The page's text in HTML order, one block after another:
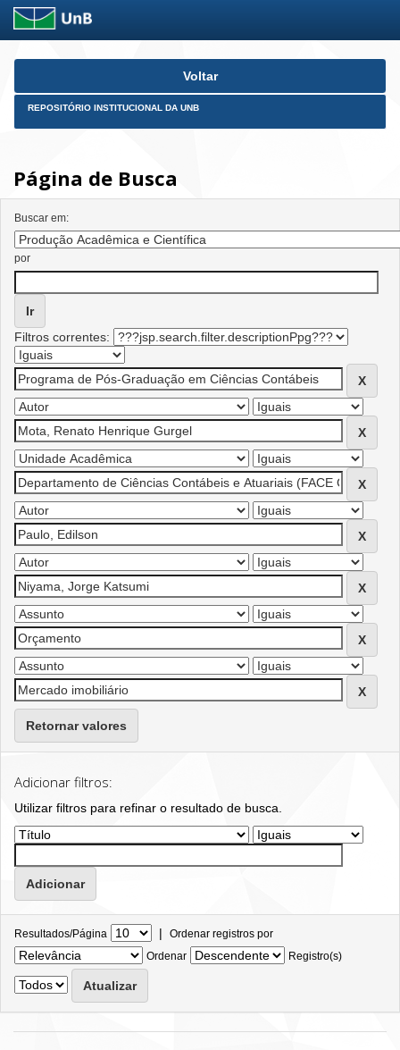
Skip
Voltar
REPOSITÓRIO INSTITUCIONAL DA UNB
Página de Busca
Buscar em:
por
Filtros correntes:
Retornar valores
Adicionar filtros:
Utilizar filtros para refinar o resultado de busca.
Resultados/Página | Ordenar registros por
Ordenar
Registro(s)